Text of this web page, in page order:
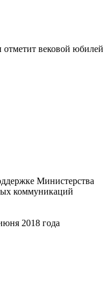
вековой юбилей
Министерства
коммуникаций
2018 года